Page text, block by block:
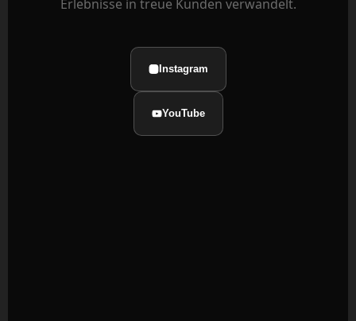
Erlebnisse in treue Kunden verwandelt.
Instagram
YouTube